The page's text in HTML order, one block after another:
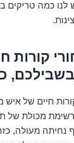
לנו כמה טריקים
קורות
חיים של איש
רשימת מכולת של
נחיתה מעולה,